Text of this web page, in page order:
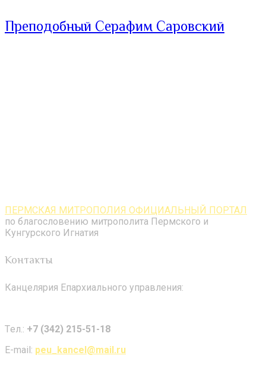
Преподобный Серафим Саровский
ПЕРМСКАЯ МИТРОПОЛИЯ ОФИЦИАЛЬНЫЙ ПОРТАЛ
по благословению митрополита Пермского и
Кунгурского Игнатия
Контакты
Канцелярия Епархиального управления:
Tел.: +7 (342) 215-51-18
E-mail: peu_kancel@mail.ru